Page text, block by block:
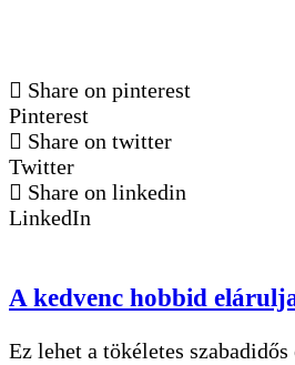
Share on pinterest
Pinterest
Share on twitter
Twitter
Share on linkedin
LinkedIn
A kedvenc hobbid
Ez lehet a tökéletes